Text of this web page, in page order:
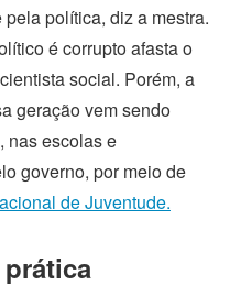
política, diz a mestra.
é corrupto afasta o
social. Porém, a
geração vem sendo
nas escolas e
governo, por meio de
de Juventude.